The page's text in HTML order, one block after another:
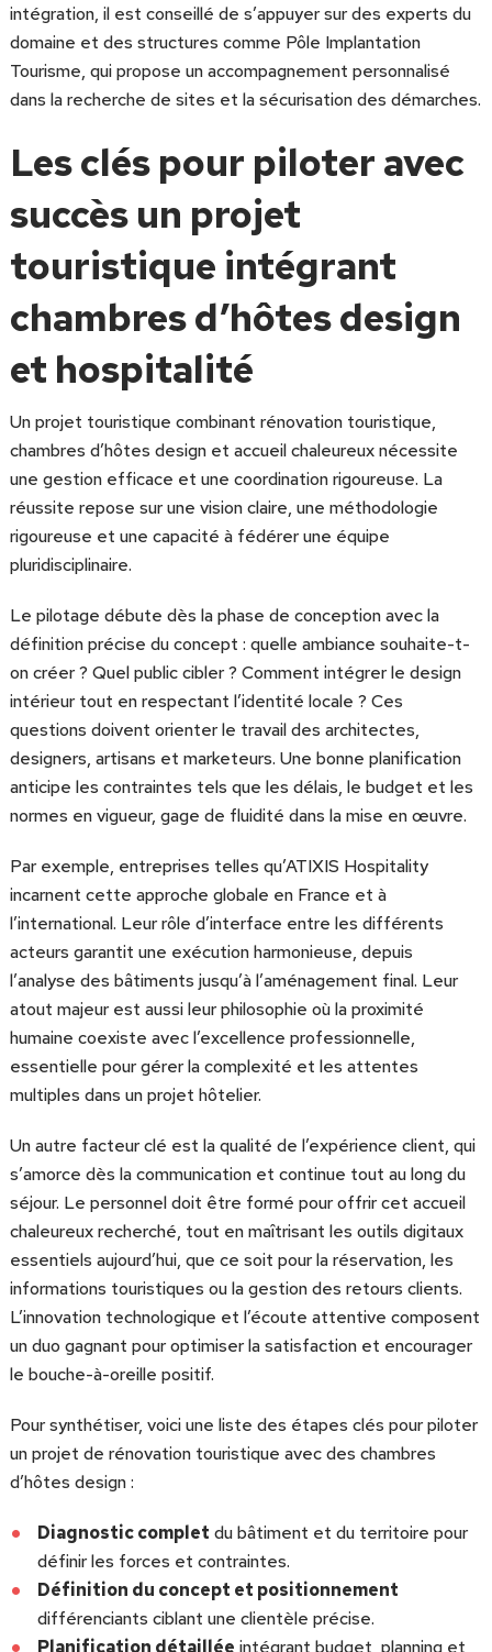
intégration, il est conseillé de s’appuyer sur des experts du
domaine et des structures comme Pôle Implantation
Tourisme, qui propose un accompagnement personnalisé
dans la recherche de sites et la sécurisation des démarches.
Les clés pour piloter avec
succès un projet
touristique intégrant
chambres d’hôtes design
et hospitalité
Un projet touristique combinant rénovation touristique,
chambres d’hôtes design et accueil chaleureux nécessite
une gestion efficace et une coordination rigoureuse. La
réussite repose sur une vision claire, une méthodologie
rigoureuse et une capacité à fédérer une équipe
pluridisciplinaire.
Le pilotage débute dès la phase de conception avec la
définition précise du concept : quelle ambiance souhaite-t-
on créer ? Quel public cibler ? Comment intégrer le design
intérieur tout en respectant l’identité locale ? Ces
questions doivent orienter le travail des architectes,
designers, artisans et marketeurs. Une bonne planification
anticipe les contraintes tels que les délais, le budget et les
normes en vigueur, gage de fluidité dans la mise en œuvre.
Par exemple, entreprises telles qu’ATIXIS Hospitality
incarnent cette approche globale en France et à
l’international. Leur rôle d’interface entre les différents
acteurs garantit une exécution harmonieuse, depuis
l’analyse des bâtiments jusqu’à l’aménagement final. Leur
atout majeur est aussi leur philosophie où la proximité
humaine coexiste avec l’excellence professionnelle,
essentielle pour gérer la complexité et les attentes
multiples dans un projet hôtelier.
Un autre facteur clé est la qualité de l’expérience client, qui
s’amorce dès la communication et continue tout au long du
séjour. Le personnel doit être formé pour offrir cet accueil
chaleureux recherché, tout en maîtrisant les outils digitaux
essentiels aujourd’hui, que ce soit pour la réservation, les
informations touristiques ou la gestion des retours clients.
L’innovation technologique et l’écoute attentive composent
un duo gagnant pour optimiser la satisfaction et encourager
le bouche-à-oreille positif.
Pour synthétiser, voici une liste des étapes clés pour piloter
un projet de rénovation touristique avec des chambres
d’hôtes design :
Diagnostic complet du bâtiment et du territoire pour
définir les forces et contraintes.
Définition du concept et positionnement
différenciants ciblant une clientèle précise.
Planification détaillée intégrant budget, planning et